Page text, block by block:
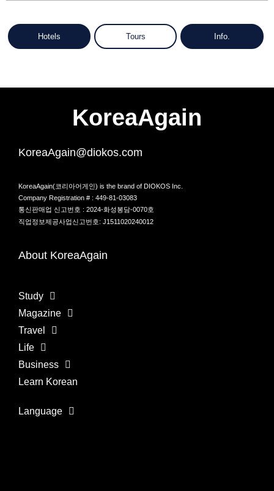
Hotels Tours Info.
KoreaAgain
KoreaAgain@diokos.com
KoreaAgain(코리아어게인) is the brand of DIOKOS Inc.
Company Registration # : 449-81-03083
통신판매업 신고번호 : 2024-화성봉담-0070호
직업정보제공사업신고번호: J1511020240012
About KoreaAgain
Study
Magazine
Travel
Life
Business
Learn Korean
Language